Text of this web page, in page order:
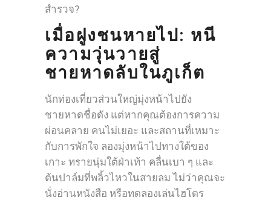
สำรวจ?
เมื่อฝูงชนหายไป: หนี
ความวุ่นวายสู่
ชายหาดลับในภูเก็ต
นักท่องเที่ยวส่วนใหญ่มุ่งหน้าไปยัง
ชายหาดชื่อดัง แต่หากคุณต้องการความ
ผ่อนคลาย คนไม่เยอะ และสถานที่เหมาะ
กับการพักใจ ลองมุ่งหน้าไปทางใต้ของ
เกาะ ทรายนุ่มใต้ฝ่าเท้า คลื่นเบา ๆ และ
ต้นปาล์มที่พลิ้วไหวในสายลม ไม่ว่าคุณจะ
นั่งอ่านหนังสือ หรือทดลองเล่นไฮโดร